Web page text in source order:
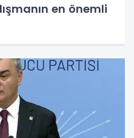
en önemli